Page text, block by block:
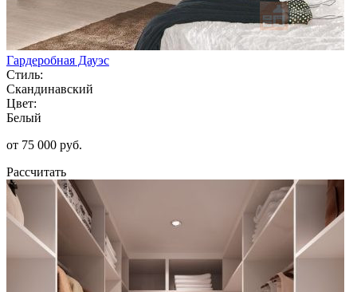
Гардеробная Дауэс
Стиль:
Скандинавский
Цвет:
Белый
от 75 000 руб.
Рассчитать